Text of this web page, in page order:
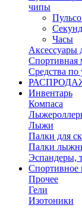
чипы
Часы
Аксессуары
Спортивная
Средства по
Инвентарь
Компаса
Лыжи
Палки для
Палки
Эспандеры,
Спортивное
Прочее
Гели
Изотоники